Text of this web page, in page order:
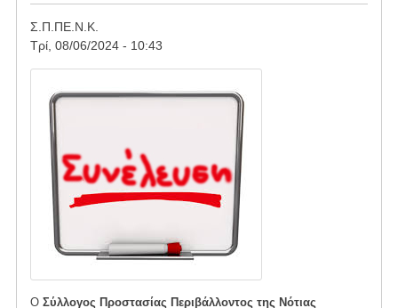
Σ.Π.ΠΕ.Ν.Κ.
Τρί, 08/06/2024 - 10:43
Ο Σύλλογος Προστασίας Περιβάλλοντος της Νότιας